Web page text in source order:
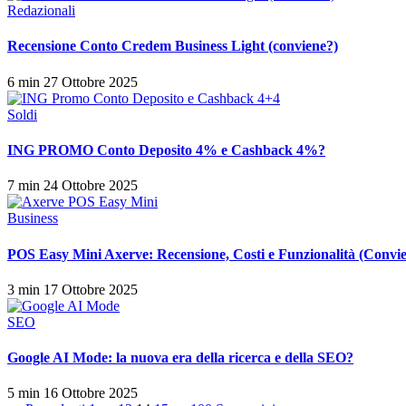
Redazionali
Recensione Conto Credem Business Light (conviene?)
6 min 27 Ottobre 2025
Soldi
ING PROMO Conto Deposito 4% e Cashback 4%?
7 min 24 Ottobre 2025
Business
POS Easy Mini Axerve: Recensione, Costi e Funzionalità
3 min 17 Ottobre 2025
SEO
Google AI Mode: la nuova era della ricerca e della SEO?
5 min 16 Ottobre 2025